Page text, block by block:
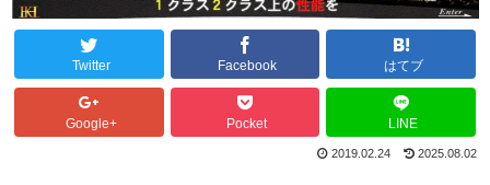
Twitter Facebook はてブ
Google+ Pocket LINE
2019.02.24 2025.08.02